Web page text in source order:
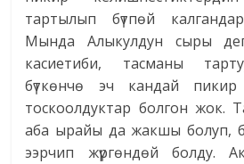
тартылып бүтпөй
Мында Алыкулдун сыры
касиетиби, тасманы
бүткөнчө эч кандай пикир
тоскоолдуктар болгон жок.
аба ырайы да жакшы болуп,
ээрчип жүргөндөй болду.